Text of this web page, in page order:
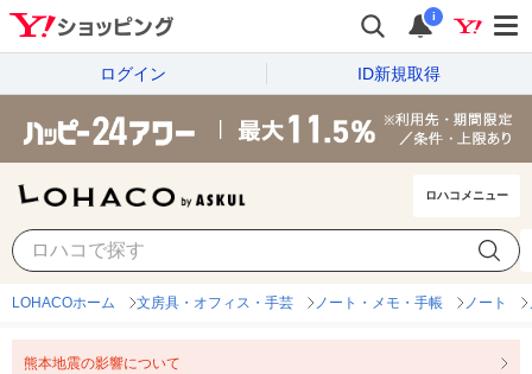
i
ログイン ID新規取得
ロハコメニュー
LOHACOホーム 文房具・オフィス・手芸 ノート・メモ・手帳 ノート
熊本地震の影響について